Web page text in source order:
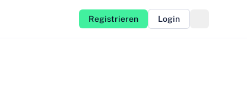
Registrieren Login